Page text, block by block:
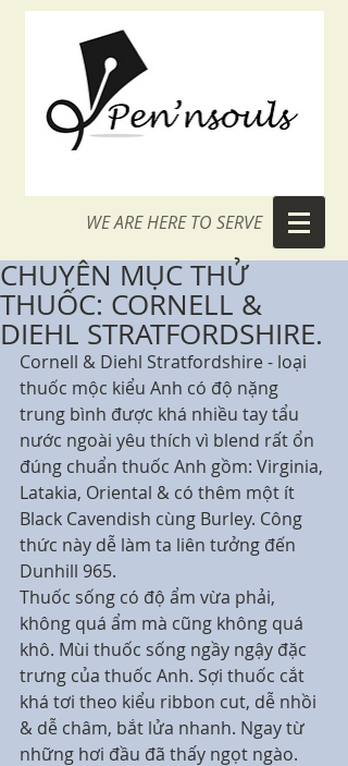
WE ARE HERE TO SERVE
CHUYÊN MỤC THỬ
THUỐC: CORNELL &
DIEHL STRATFORDSHIRE.
Cornell & Diehl Stratfordshire - loại
thuốc mộc kiểu Anh có độ nặng
trung bình được khá nhiều tay tẩu
nước ngoài yêu thích vì blend rất ổn
đúng chuẩn thuốc Anh gồm: Virginia,
Latakia, Oriental & có thêm một ít
Black Cavendish cùng Burley. Công
thức này dễ làm ta liên tưởng đến
Dunhill 965.
Thuốc sống có độ ẩm vừa phải,
không quá ẩm mà cũng không quá
khô. Mùi thuốc sống ngầy ngậy đặc
trưng của thuốc Anh. Sợi thuốc cắt
khá tơi theo kiểu ribbon cut, dễ nhồi
& dễ châm, bắt lửa nhanh. Ngay từ
những hơi đầu đã thấy ngọt ngào.